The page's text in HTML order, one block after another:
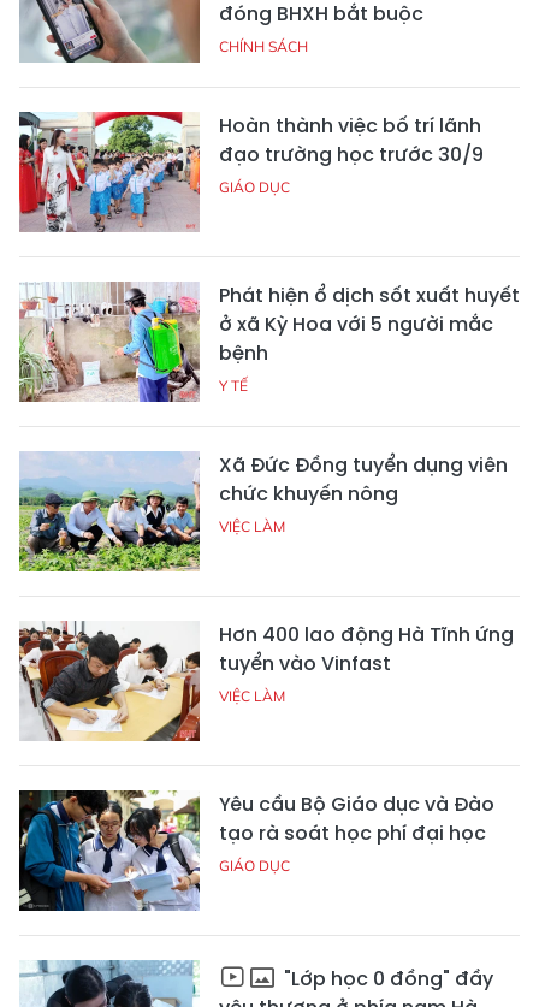
đóng BHXH bắt buộc
CHÍNH SÁCH
Hoàn thành việc bố trí lãnh
đạo trường học trước 30/9
GIÁO DỤC
Phát hiện ổ dịch sốt xuất huyết
ở xã Kỳ Hoa với 5 người mắc
bệnh
Y TẾ
Xã Đức Đồng tuyển dụng viên
chức khuyến nông
VIỆC LÀM
Hơn 400 lao động Hà Tĩnh ứng
tuyển vào Vinfast
VIỆC LÀM
Yêu cầu Bộ Giáo dục và Đào
tạo rà soát học phí đại học
GIÁO DỤC
"Lớp học 0 đồng" đầy